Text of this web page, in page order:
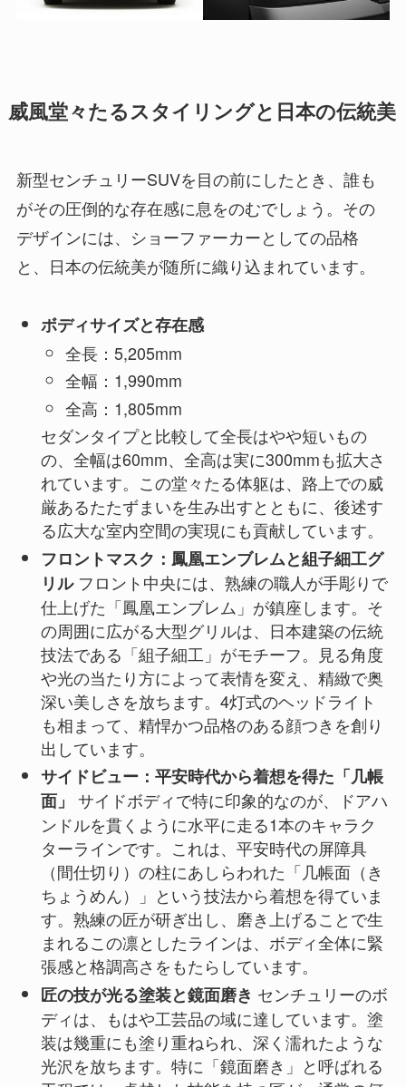
威風堂々たるスタイリングと日本の伝統美
新型センチュリーSUVを目の前にしたとき、誰も
がその圧倒的な存在感に息をのむでしょう。その
デザインには、ショーファーカーとしての品格
と、日本の伝統美が随所に織り込まれています。
ボディサイズと存在感
全長：5,205mm
全幅：1,990mm
全高：1,805mm
セダンタイプと比較して全長はやや短いもの
の、全幅は60mm、全高は実に300mmも拡大さ
れています。この堂々たる体躯は、路上での威
厳あるたたずまいを生み出すとともに、後述す
る広大な室内空間の実現にも貢献しています。
フロントマスク：鳳凰エンブレムと組子細工グ
リルフロント中央には、熟練の職人が手彫りで
仕上げた「鳳凰エンブレム」が鎮座します。そ
の周囲に広がる大型グリルは、日本建築の伝統
技法である「組子細工」がモチーフ。見る角度
や光の当たり方によって表情を変え、精緻で奥
深い美しさを放ちます。4灯式のヘッドライト
も相まって、精悍かつ品格のある顔つきを創り
出しています。
サイドビュー：平安時代から着想を得た「几帳
面」 サイドボディで特に印象的なのが、ドアハ
ンドルを貫くように水平に走る1本のキャラク
ターラインです。これは、平安時代の屏障具
（間仕切り）の柱にあしらわれた「几帳面（き
ちょうめん）」という技法から着想を得ていま
す。熟練の匠が研ぎ出し、磨き上げることで生
まれるこの凛としたラインは、ボディ全体に緊
張感と格調高さをもたらしています。
匠の技が光る塗装と鏡面磨き センチュリーのボ
ディは、もはや工芸品の域に達しています。塗
装は幾重にも塗り重ねられ、深く濡れたような
光沢を放ちます。特に「鏡面磨き」と呼ばれる